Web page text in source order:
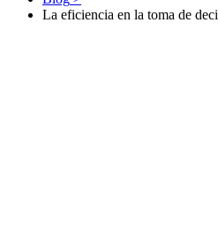
La eficiencia en la toma de